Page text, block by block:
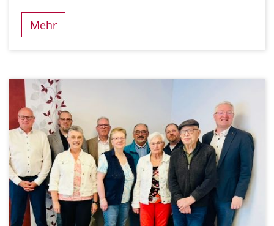
Mehr